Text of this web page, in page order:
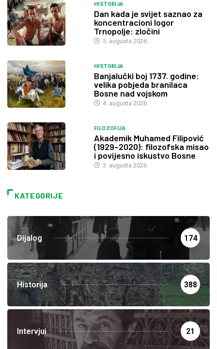
HISTORIJA
Dan kada je svijet saznao za
koncentracioni logor
Trnopolje: zločini
5. augusta 2026.
HISTORIJA
Banjalučki boj 1737. godine:
velika pobjeda branilaca
Bosne nad vojskom
4. augusta 2026.
FILOZOFIJA
Akademik Muhamed Filipović
(1929–2020): filozofska misao
i povijesno iskustvo Bosne
3. augusta 2026.
KATEGORIJE
Dijalog 174
Historija 388
Intervjui 21